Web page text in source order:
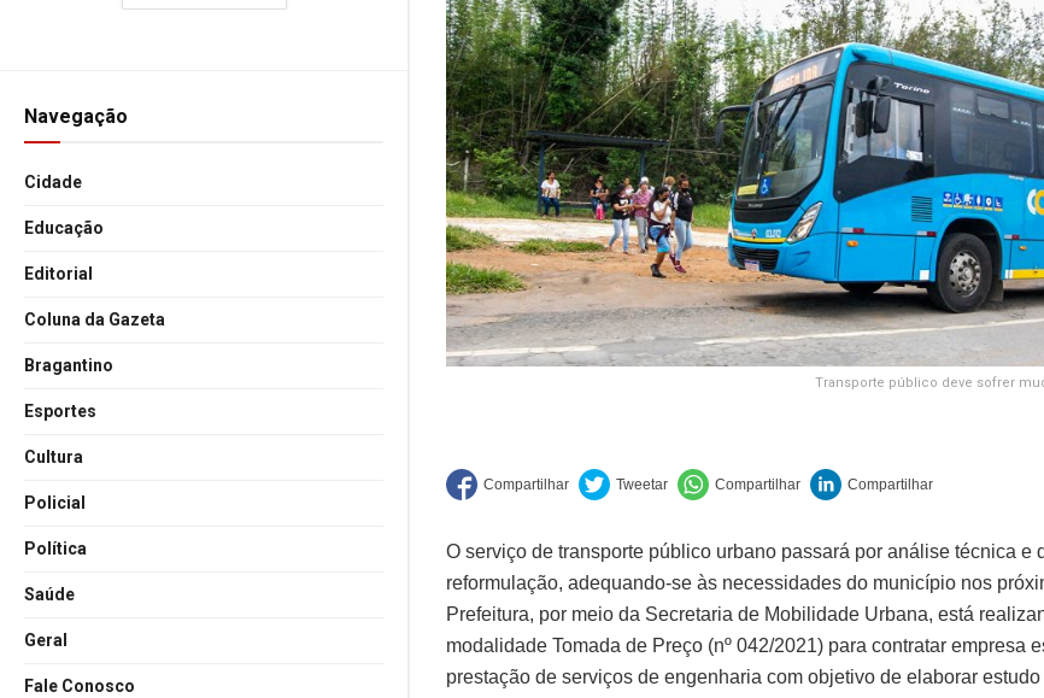
Navegação
Cidade
Educação
Editorial
Coluna da Gazeta
Bragantino
Esportes
Cultura
Policial
Política
Saúde
Geral
Fale Conosco
Transporte público deve sofrer
O serviço de transporte público urbano passará por análise técnica e
reformulação, adequando-se às necessidades do município nos
Prefeitura, por meio da Secretaria de Mobilidade Urbana, está
modalidade Tomada de Preço (nº 042/2021) para contratar empresa
prestação de serviços de engenharia com objetivo de elaborar